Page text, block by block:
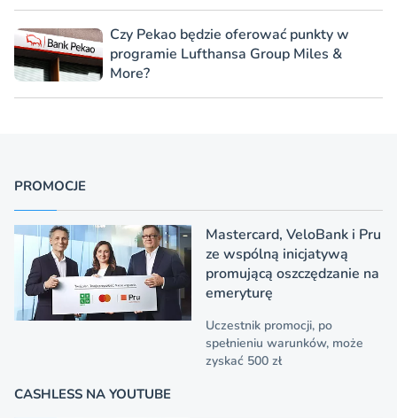
Czy Pekao będzie oferować punkty w
programie Lufthansa Group Miles &
More?
PROMOCJE
Mastercard, VeloBank i Pru
ze wspólną inicjatywą
promującą oszczędzanie na
emeryturę
Uczestnik promocji, po
spełnieniu warunków, może
zyskać 500 zł
CASHLESS NA YOUTUBE